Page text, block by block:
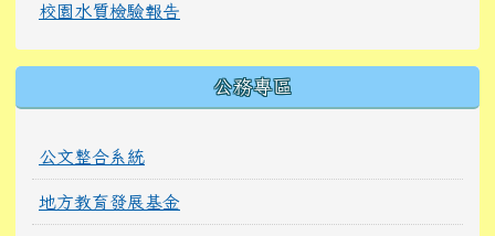
校園水質檢驗報告
公務專區
公文整合系統
地方教育發展基金